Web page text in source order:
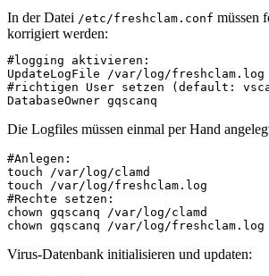
In der Datei /etc/freshclam.conf müssen
korrigiert werden:
#logging aktivieren:
UpdateLogFile /var/log/freshclam.log
#richtigen User setzen (default:
DatabaseOwner gqscanq
Die Logfiles müssen einmal per Hand
#Anlegen:
touch /var/log/clamd
touch /var/log/freshclam.log
#Rechte setzen:
chown gqscanq /var/log/clamd
chown gqscanq /var/log/freshclam.log
Virus-Datenbank initialisieren und updaten: